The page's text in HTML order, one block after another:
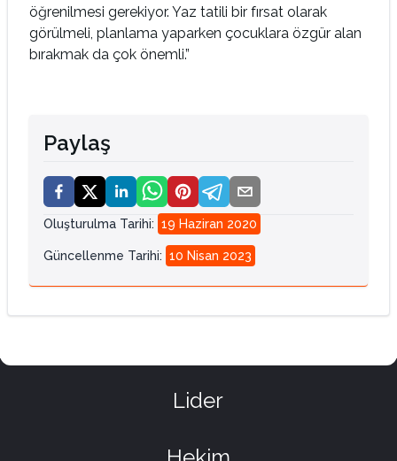
öğrenilmesi gerekiyor. Yaz tatili bir fırsat olarak
görülmeli, planlama yaparken çocuklara özgür alan
bırakmak da çok önemli.”
Paylaş
Oluşturulma Tarihi: 19 Haziran 2020
Güncellenme Tarihi: 10 Nisan 2023
Lider